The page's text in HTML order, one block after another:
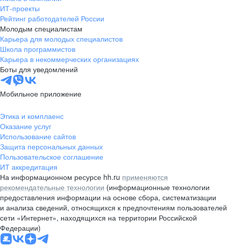
ИТ-проекты
Рейтинг работодателей России
Молодым специалистам
Карьера для молодых специалистов
Школа программистов
Карьера в некоммерческих организациях
Боты для уведомлений
Мобильное приложение
Этика и комплаенс
Оказание услуг
Использование сайтов
Защита персональных данных
Пользовательское соглашение
ИТ аккредитация
На информационном ресурсе hh.ru применяются
рекомендательные технологии (информационные технологии
предоставления информации на основе сбора, систематизации
и анализа сведений, относящихся к предпочтениям пользователей
сети «Интернет», находящихся на территории Российской
Федерации)